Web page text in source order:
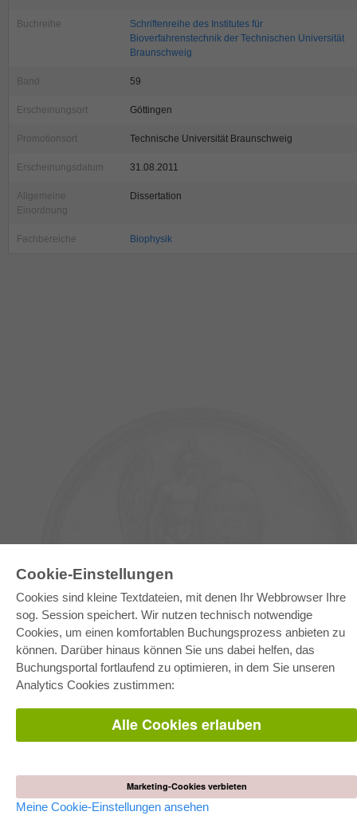
Cookie-Einstellungen
Cookies sind kleine Textdateien, mit denen Ihr Webbrowser Ihre
sog. Session speichert. Wir nutzen technisch notwendige
Cookies, um einen komfortablen Buchungsprozess anbieten zu
können. Darüber hinaus können Sie uns dabei helfen, das
Buchungsportal fortlaufend zu optimieren, in dem Sie unseren
Analytics Cookies zustimmen:
Alle Cookies erlauben
Marketing-Cookies verbieten
Meine Cookie-Einstellungen ansehen
Buchreihe
Schriftenreihe des Institutes für
Bioverfahrenstechnik der Technischen Universität
Braunschweig
Band 59
Erscheinungsort Göttingen
Promotionsort Technische Universität Braunschweig
Erscheinungsdatum 31.08.2011
Allgemeine
Einordnung
Dissertation
Fachbereiche Biophysik
E-COLLECTION
Gesamtpaket
Fachbereichspakete
Pick & Choose
Bereitstellung von E-Books
AGB
Dissertation publizieren
Habilitation publizieren